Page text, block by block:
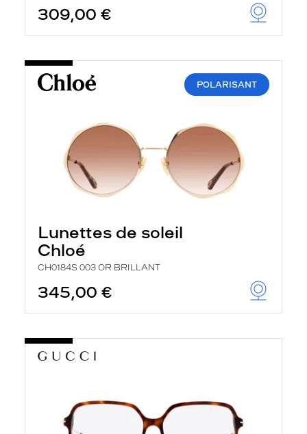
309,00 €
POLARISANT
Lunettes de soleil
Chloé
CH0184S 003 OR BRILLANT
345,00 €